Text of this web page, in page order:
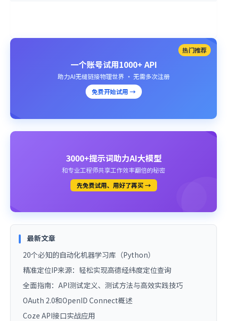
热门推荐
一个账号试用1000+ API
助力AI无缝链接物理世界 · 无需多次注册
免费开始试用 →
3000+提示词助力AI大模型
和专业工程师共享工作效率翻倍的秘密
先免费试用、用好了再买 →
最新文章
20个必知的自动化机器学习库（Python）
精准定位IP来源：轻松实现高德经纬度定位查询
全面指南：API测试定义、测试方法与高效实践技巧
OAuth 2.0和OpenID Connect概述
Coze API接口实战应用